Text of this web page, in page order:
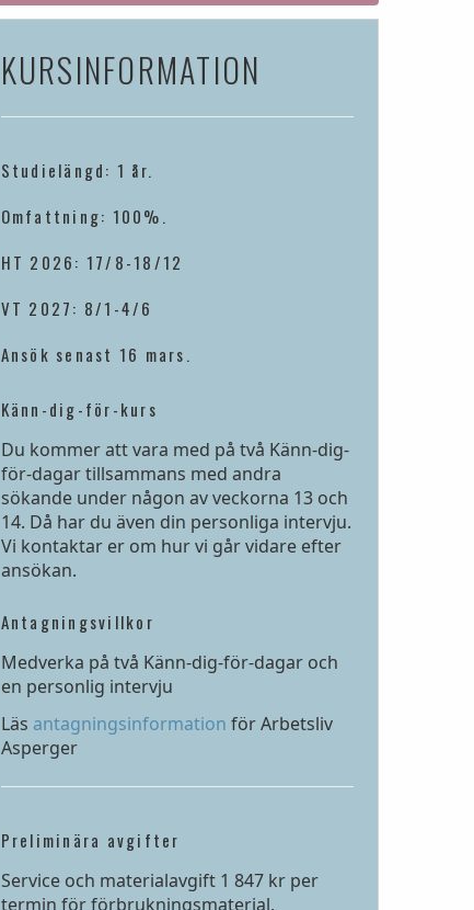
KURSINFORMATION
Studielängd: 1 år.
Omfattning: 100%.
HT 2026: 17/8-18/12
VT 2027: 8/1-4/6
Ansök senast 16 mars.
Känn-dig-för-kurs
Du kommer att vara med på två Känn-dig-
för-dagar tillsammans med andra
sökande under någon av veckorna 13 och
14. Då har du även din personliga intervju.
Vi kontaktar er om hur vi går vidare efter
ansökan.
Antagningsvillkor
Medverka på två Känn-dig-för-dagar och
en personlig intervju
Läs antagningsinformation för Arbetsliv
Asperger
Preliminära avgifter
Service och materialavgift 1 847 kr per
termin för förbrukningsmaterial,